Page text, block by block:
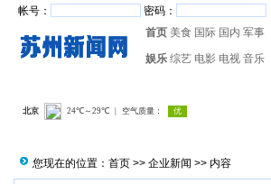
帐号： 密码：
首页 美食 国际 国内 军事
娱乐 综艺 电影 电视 音乐
您现在的位置： 首页 >> 企业新闻 >> 内容